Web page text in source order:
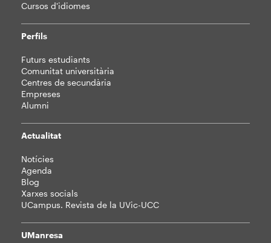
Cursos d'idiomes
Perfils
Futurs estudiants
Comunitat universitària
Centres de secundària
Empreses
Alumni
Actualitat
Notícies
Agenda
Blog
Xarxes socials
UCampus. Revista de la UVic-UCC
UManresa